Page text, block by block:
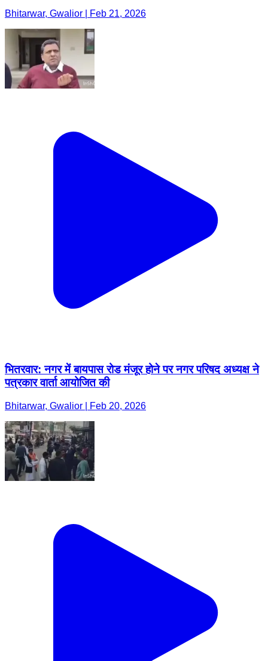
Bhitarwar, Gwalior | Feb 21, 2026
भितरवार: नगर में बायपास रोड मंजूर होने पर नगर परिषद अध्यक्ष ने
पत्रकार वार्ता आयोजित की
Bhitarwar, Gwalior | Feb 20, 2026